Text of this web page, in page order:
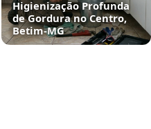
Higienização Profunda
de Gordura no Centro,
Betim‑MG